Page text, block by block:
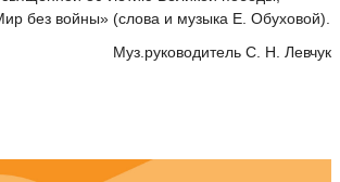
без войны» (слова и музыка Е. Обуховой).
Муз.руководитель С. Н. Левчук